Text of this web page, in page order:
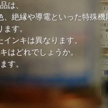
は、
絶縁や導電といった特殊
ます。
インキは異なります。
はどれでしょうか。
す。